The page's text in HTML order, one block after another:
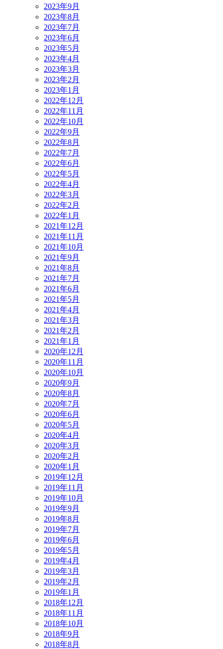
2023年9月
2023年8月
2023年7月
2023年6月
2023年5月
2023年4月
2023年3月
2023年2月
2023年1月
2022年12月
2022年11月
2022年10月
2022年9月
2022年8月
2022年7月
2022年6月
2022年5月
2022年4月
2022年3月
2022年2月
2022年1月
2021年12月
2021年11月
2021年10月
2021年9月
2021年8月
2021年7月
2021年6月
2021年5月
2021年4月
2021年3月
2021年2月
2021年1月
2020年12月
2020年11月
2020年10月
2020年9月
2020年8月
2020年7月
2020年6月
2020年5月
2020年4月
2020年3月
2020年2月
2020年1月
2019年12月
2019年11月
2019年10月
2019年9月
2019年8月
2019年7月
2019年6月
2019年5月
2019年4月
2019年3月
2019年2月
2019年1月
2018年12月
2018年11月
2018年10月
2018年9月
2018年8月